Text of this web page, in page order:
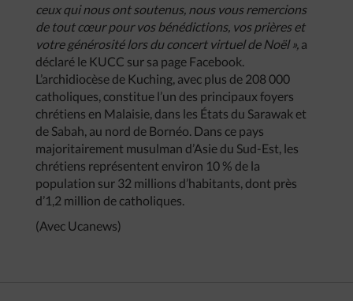
ceux qui nous ont soutenus, nous vous remercions
de tout cœur pour vos bénédictions, vos prières et
votre générosité lors du concert virtuel de Noël », a
déclaré le KUCC sur sa page Facebook.
L’archidiocèse de Kuching, avec plus de 208 000
catholiques, constitue l’un des principaux foyers
chrétiens en Malaisie, dans les États du Sarawak et
de Sabah, au nord de Bornéo. Dans ce pays
majoritairement musulman d’Asie du Sud-Est, les
chrétiens représentent environ 10 % de la
population sur 32 millions d’habitants, dont près
d’1,2 million de catholiques.
(Avec Ucanews)